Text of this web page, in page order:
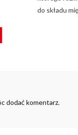
do składu
dodać komentarz.